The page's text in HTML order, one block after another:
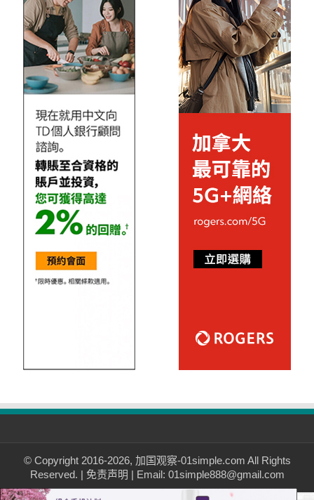
© Copyright 2016-2026, 加国观察-01simple.com All Rights
Reserved. | 免责声明 | Email: 01simple888@gmail.com